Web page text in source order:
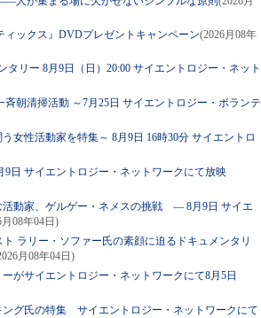
ックス』DVDプレゼントキャンペーン(2026月08年
リー 8月9日（日）20:00 サイエントロジー・ネット
朝清掃活動 ～7月25日 サイエントロジー・ボランテ
性活動家を特集～ 8月9日 16時30分 サイエントロ
日 サイエントロジー・ネットワークにて放映
活動家、ゲルゲー・ネメスの挑戦 ― 8月9日 サイエ
月08年04日)
ラリー・ソファー氏の素顔に迫るドキュメンタリ
月08年04日)
がサイエントロジー・ネットワークにて8月5日
グ氏の特集 サイエントロジー・ネットワークにて